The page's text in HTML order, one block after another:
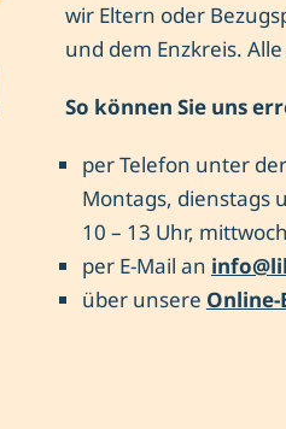
wir Eltern oder
und dem Enzkreis.
So können Sie uns
per Telefon unter
Montags, dienstags
10 – 13 Uhr,
per E-Mail an
über unsere